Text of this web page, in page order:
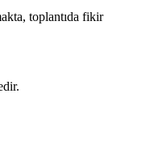
toplantıda fikir